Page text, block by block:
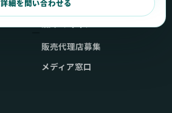
詳細を問い合わせる
販売代理店募集
メディア窓口